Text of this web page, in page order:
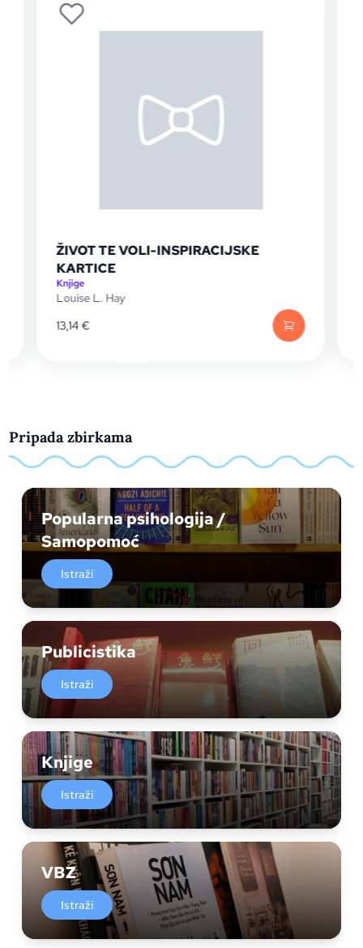
Iscijelite svoje srce
Pripada zbirkama
Popularna psihologija /
Samopomoć
Istraži
Publicistika
Istraži
Knjige
Istraži
VBZ
Istraži